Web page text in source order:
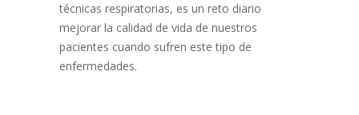
técnicas respiratorias, es un reto diario
mejorar la calidad de vida de nuestros
pacientes cuando sufren este tipo de
enfermedades.